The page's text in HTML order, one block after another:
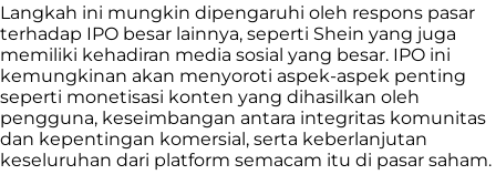
Langkah ini mungkin dipengaruhi oleh respons pasar
terhadap IPO besar lainnya, seperti Shein yang juga
memiliki kehadiran media sosial yang besar. IPO ini
kemungkinan akan menyoroti aspek-aspek penting
seperti monetisasi konten yang dihasilkan oleh
pengguna, keseimbangan antara integritas komunitas
dan kepentingan komersial, serta keberlanjutan
keseluruhan dari platform semacam itu di pasar saham.